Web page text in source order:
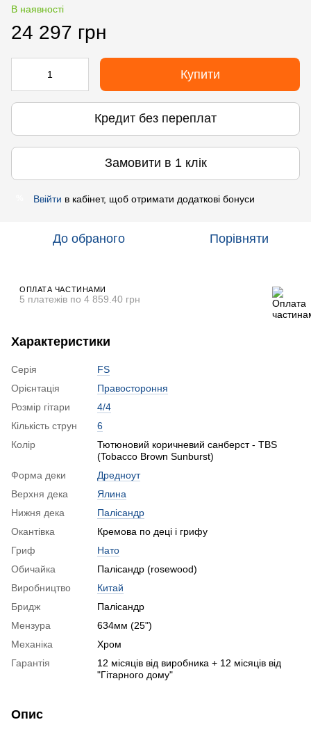
В наявності
24 297 грн
Купити
Кредит без переплат
Замовити в 1 клік
Ввійти в кабінет, щоб отримати додаткові бонуси
До обраного Порівняти
ОПЛАТА ЧАСТИНАМИ
5 платежів по 4 859.40 грн
Характеристики
Серія
FS
Орієнтація
Правостороння
Розмір гітари
4/4
Кількість струн
6
Колір
Тютюновий коричневий санберст - TBS
(Tobacco Brown Sunburst)
Форма деки
Дредноут
Верхня дека
Ялина
Нижня дека
Палісандр
Окантівка
Кремова по деці і грифу
Гриф
Нато
Обичайка
Палісандр (rosewood)
Виробництво
Китай
Бридж
Палісандр
Мензура
634мм (25")
Механіка
Хром
Гарантія
12 місяців від виробника + 12 місяців від
"Гітарного дому"
Опис